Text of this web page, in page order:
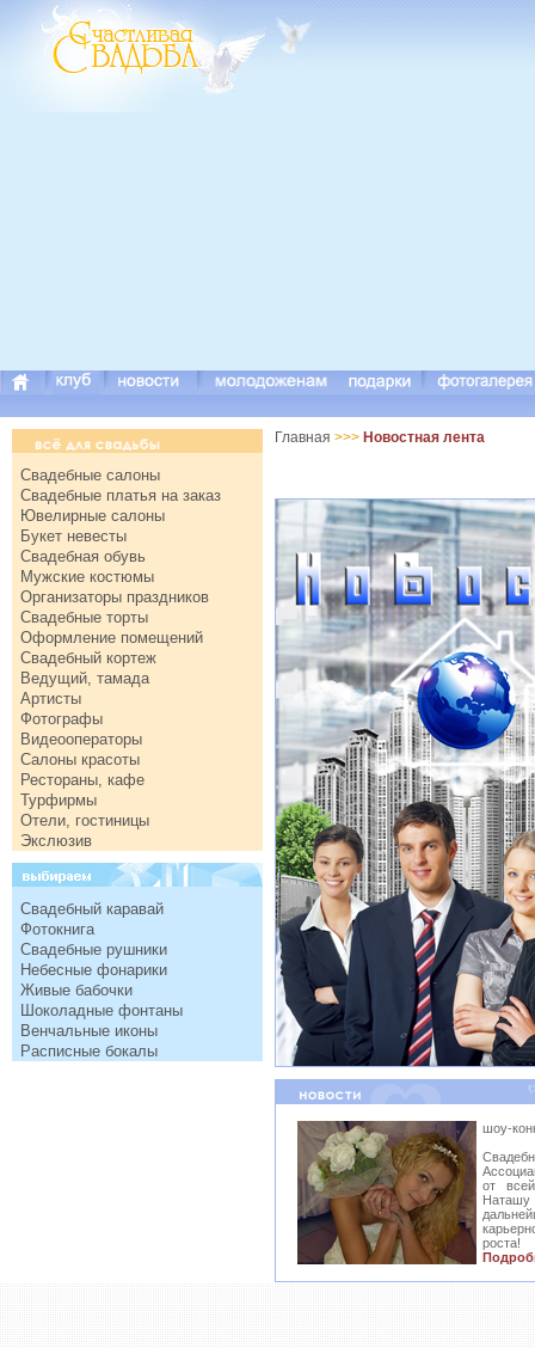
Свадебные салоны
Свадебные платья на заказ
Ювелирные салоны
Букет невесты
Свадебная обувь
Мужские костюмы
Организаторы праздников
Свадебные торты
Оформление помещений
Свадебный кортеж
Ведущий, тамада
Артисты
Фотографы
Видеооператоры
Салоны красоты
Рестораны, кафе
Турфирмы
Отели, гостиницы
Экслюзив
Свадебный каравай
Фотокнига
Свадебные рушники
Небесные фонарики
Живые бабочки
Шоколадные фонтаны
Венчальные иконы
Расписные бокалы
Главная >>> Новостная лента
шоу-
от
роста!